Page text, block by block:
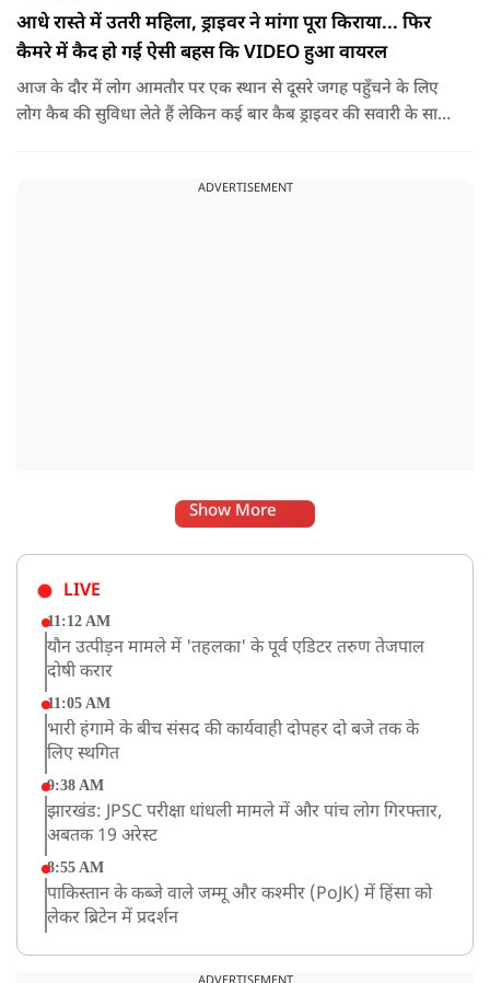
आधे रास्ते में उतरी महिला, ड्राइवर ने मांगा पूरा किराया... फिर
कैमरे में कैद हो गई ऐसी बहस कि VIDEO हुआ वायरल
आज के दौर में लोग आमतौर पर एक स्थान से दूसरे जगह पहुँचने के लिए
लोग कैब की सुविधा लेते हैं लेकिन कई बार कैब ड्राइवर की सवारी के साथ
रास्ते में किसी वजह से उसने अपना प्लान बदल दिया और ड्राइवर से गाड़ी
ADVERTISEMENT
Show More
LIVE
11:12 AM
यौन उत्पीड़न मामले में 'तहलका' के पूर्व एडिटर तरुण तेजपाल
दोषी करार
11:05 AM
भारी हंगामे के बीच संसद की कार्यवाही दोपहर दो बजे तक के
लिए स्थगित
9:38 AM
झारखंड: JPSC परीक्षा धांधली मामले में और पांच लोग गिरफ्तार,
अबतक 19 अरेस्ट
8:55 AM
पाकिस्तान के कब्जे वाले जम्मू और कश्मीर (PoJK) में हिंसा को
लेकर ब्रिटेन में प्रदर्शन
बसपा के इकलौते विधायक उमाशंकर सिंह का देर रात निधन,